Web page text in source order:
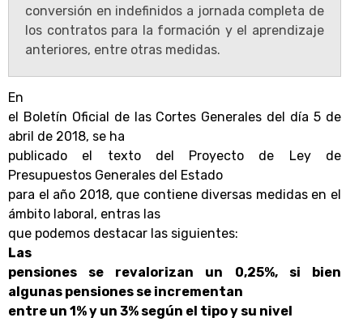
conversión en indefinidos a jornada completa de
los contratos para la formación y el aprendizaje
anteriores, entre otras medidas.
En
el Boletín Oficial de las Cortes Generales del día 5 de
abril de 2018, se ha
publicado el texto del Proyecto de Ley de
Presupuestos Generales del Estado
para el año 2018, que contiene diversas medidas en el
ámbito laboral, entras las
que podemos destacar las siguientes:
Las
pensiones se revalorizan un 0,25%, si bien
algunas pensiones se incrementan
entre un 1% y un 3% según el tipo y su nivel